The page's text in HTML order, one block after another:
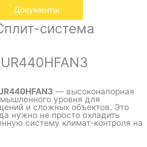
Документы
система
— высоконапорная
уровня для
и сложных объектов. Это
нужно не просто охладить
систему климат-контроля на